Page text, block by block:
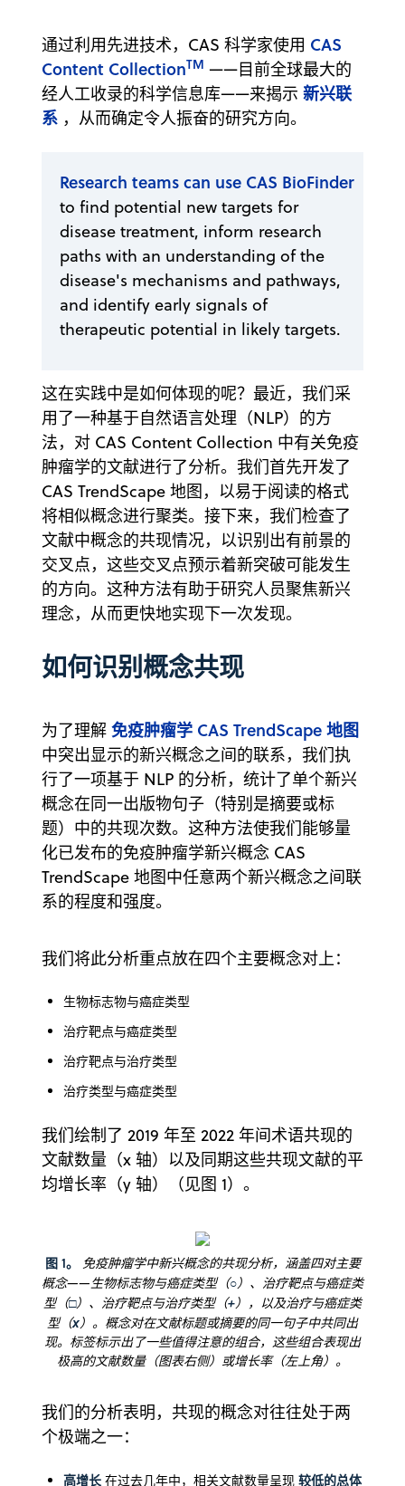
通过利用先进技术，CAS 科学家使用 CAS
Content CollectionTM ——目前全球最大的
经人工收录的科学信息库——来揭示 新兴联
系 ，从而确定令人振奋的研究方向。
Research teams can use CAS BioFinder
to find potential new targets for
disease treatment, inform research
paths with an understanding of the
disease's mechanisms and pathways,
and identify early signals of
therapeutic potential in likely targets.
这在实践中是如何体现的呢？最近，我们采
用了一种基于自然语言处理（NLP）的方
法，对 CAS Content Collection 中有关免疫
肿瘤学的文献进行了分析。我们首先开发了
CAS TrendScape 地图，以易于阅读的格式
将相似概念进行聚类。接下来，我们检查了
文献中概念的共现情况，以识别出有前景的
交叉点，这些交叉点预示着新突破可能发生
的方向。这种方法有助于研究人员聚焦新兴
理念，从而更快地实现下一次发现。
如何识别概念共现
为了理解 免疫肿瘤学 CAS TrendScape 地图
中突出显示的新兴概念之间的联系，我们执
行了一项基于 NLP 的分析，统计了单个新兴
概念在同一出版物句子（特别是摘要或标
题）中的共现次数。这种方法使我们能够量
化已发布的免疫肿瘤学新兴概念 CAS
TrendScape 地图中任意两个新兴概念之间联
系的程度和强度。
我们将此分析重点放在四个主要概念对上：
生物标志物与癌症类型
治疗靶点与癌症类型
治疗靶点与治疗类型
治疗类型与癌症类型
我们绘制了 2019 年至 2022 年间术语共现的
文献数量（x 轴）以及同期这些共现文献的平
均增长率（y 轴）（见图 1）。
图 1。
免疫肿瘤学中新兴概念的共现分析，涵盖四对主要
概念——生物标志物与癌症类型（○）、治疗靶点与癌症类
型（□）、治疗靶点与治疗类型（+），以及治疗与癌症类
型（x）。概念对在文献标题或摘要的同一句子中共同出
现。标签标示出了一些值得注意的组合，这些组合表现出
极高的文献数量（图表右侧）或增长率（左上角）。
我们的分析表明，共现的概念对往往处于两
个极端之一：
高增长 在过去几年中，相关文献数量呈现 较低的总体